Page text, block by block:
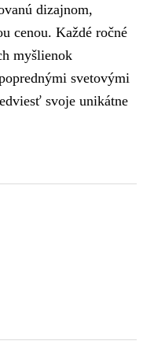
dizajnom,
cenou. Každé ročné
myšlienok
svetovými
svoje unikátne